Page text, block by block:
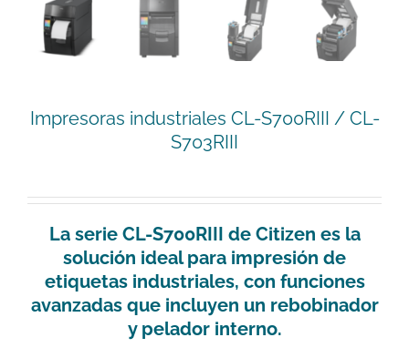
Impresoras industriales CL-S700RIII / CL-
S703RIII
La serie CL-S700RIII de Citizen es la
solución ideal para impresión de
etiquetas industriales, con funciones
avanzadas que incluyen un rebobinador
y pelador interno.